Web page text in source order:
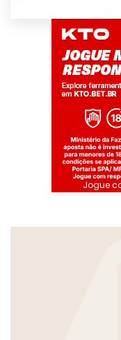
Jogue